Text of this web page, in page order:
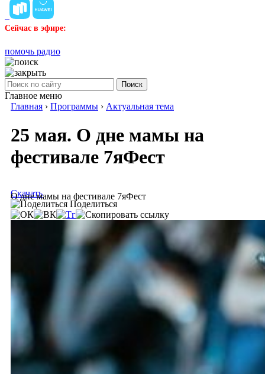
Сейчас в эфире:
помочь радио
Поиск
Главное меню
Главная › Программы › Актуальная тема
25 мая. О дне мамы на
фестивале 7яФест
О дне мамы на фестивале 7яФест
Скачать
Поделиться